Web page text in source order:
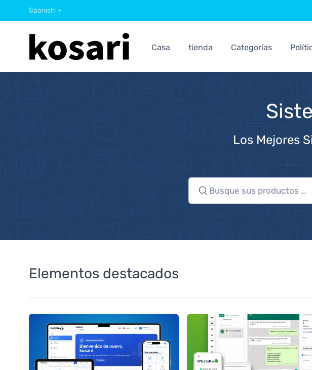
Spanish
Casa tienda Categorías
Los Mejores
Elementos destacados